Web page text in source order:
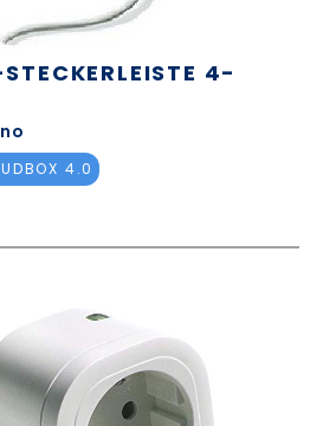
4-
4.0